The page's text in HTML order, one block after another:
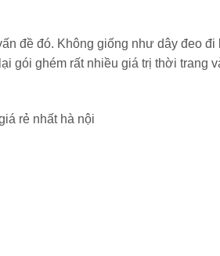
đề đó. Không giống như dây đeo đi
gói ghém rất nhiều giá trị thời trang
rẻ nhất hà nội